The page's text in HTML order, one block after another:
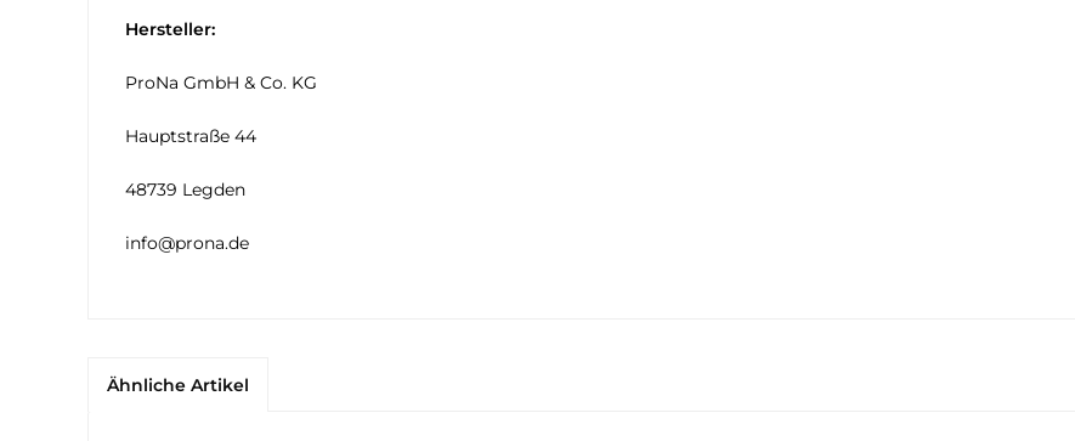
Hersteller:
ProNa GmbH & Co. KG
Hauptstraße 44
48739 Legden
info@prona.de
Ähnliche Artikel